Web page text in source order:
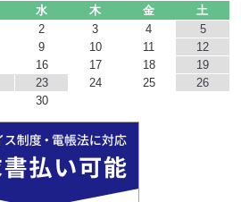
水 木 金
土
2 3 4
5
9 10 11
12
16 17 18
19
23 24 25
26
30